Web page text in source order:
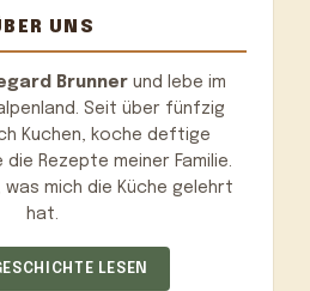
UNS
Brunner und lebe im
Seit über fünfzig
Kuchen, koche deftige
Rezepte meiner Familie.
was mich die Küche gelehrt
hat.
LESEN